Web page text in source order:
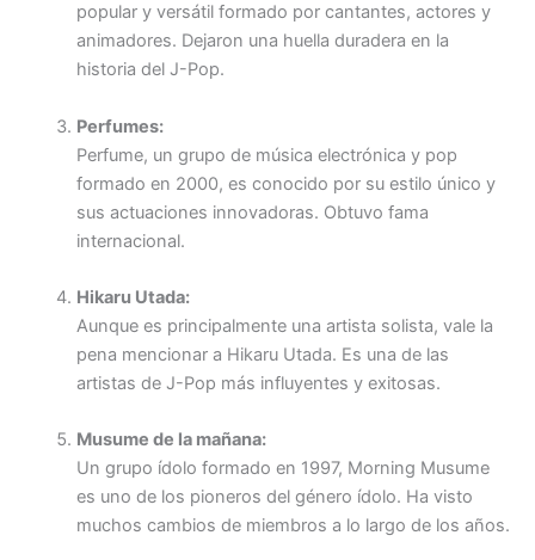
popular y versátil formado por cantantes, actores y
animadores. Dejaron una huella duradera en la
historia del J-Pop.
Perfumes:
Perfume, un grupo de música electrónica y pop
formado en 2000, es conocido por su estilo único y
sus actuaciones innovadoras. Obtuvo fama
internacional.
Hikaru Utada:
Aunque es principalmente una artista solista, vale la
pena mencionar a Hikaru Utada. Es una de las
artistas de J-Pop más influyentes y exitosas.
Musume de la mañana:
Un grupo ídolo formado en 1997, Morning Musume
es uno de los pioneros del género ídolo. Ha visto
muchos cambios de miembros a lo largo de los años.